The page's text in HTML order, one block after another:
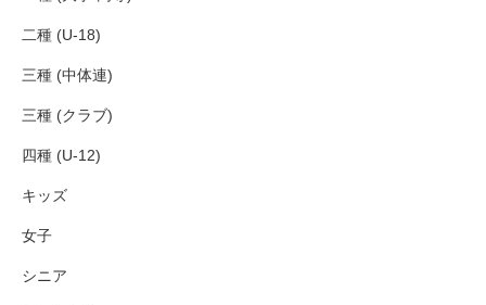
二種 (U-18)
三種 (中体連)
三種 (クラブ)
四種 (U-12)
キッズ
女子
シニア